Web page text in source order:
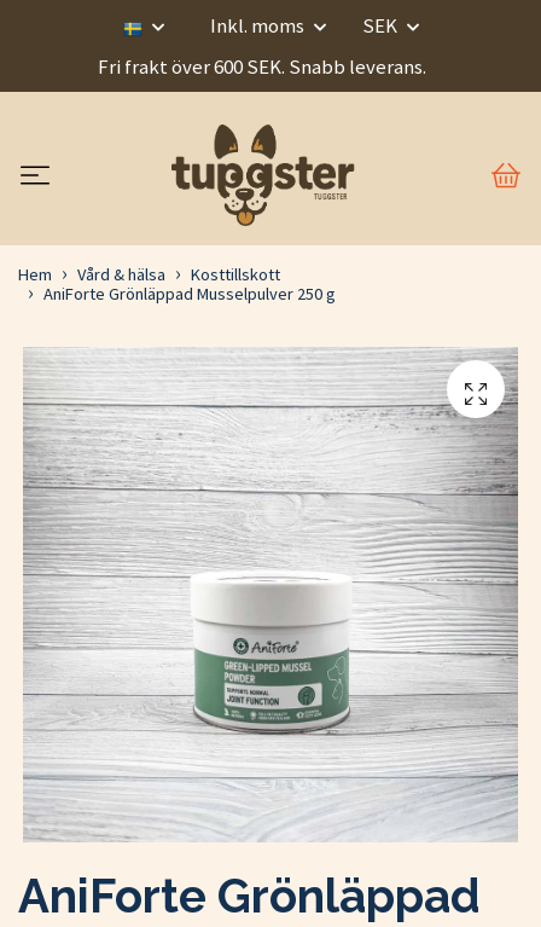
Inkl. moms
SEK
Fri frakt över 600 SEK. Snabb leverans.
Hem Vård & hälsa
Kosttillskott
AniForte Grönläppad Musselpulver 250 g
AniForte Grönläppad